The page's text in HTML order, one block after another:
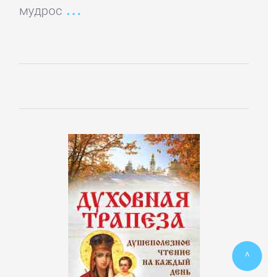
мудрос
Драматургия
Зарубежная
драматургия
Зарубежные
^